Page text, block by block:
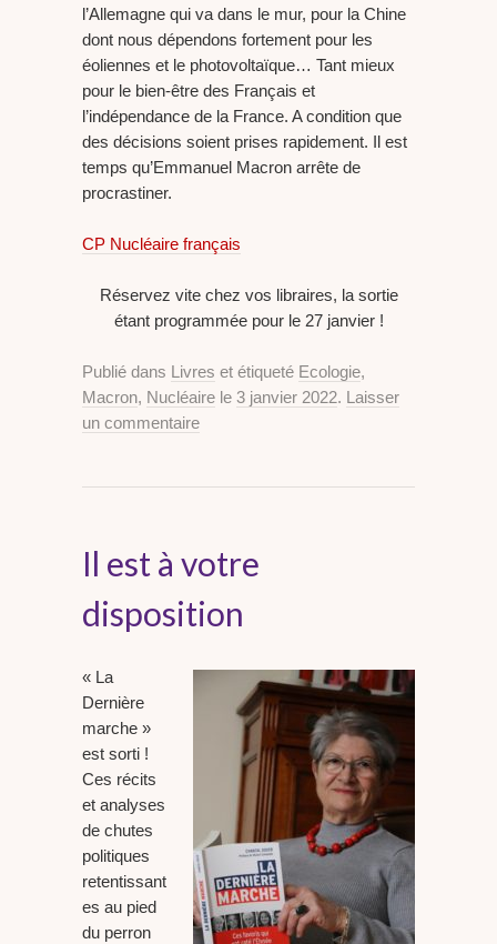
l’Allemagne qui va dans le mur, pour la Chine
dont nous dépendons fortement pour les
éoliennes et le photovoltaïque… Tant mieux
pour le bien-être des Français et
l’indépendance de la France. A condition que
des décisions soient prises rapidement. Il est
temps qu’Emmanuel Macron arrête de
procrastiner.
CP Nucléaire français
Réservez vite chez vos libraires, la sortie
étant programmée pour le 27 janvier !
Publié dans Livres et étiqueté Ecologie,
Macron, Nucléaire le 3 janvier 2022. Laisser
un commentaire
Il est à votre
disposition
« La
Dernière
marche »
est sorti !
Ces récits
et analyses
de chutes
politiques
retentissant
es au pied
du perron